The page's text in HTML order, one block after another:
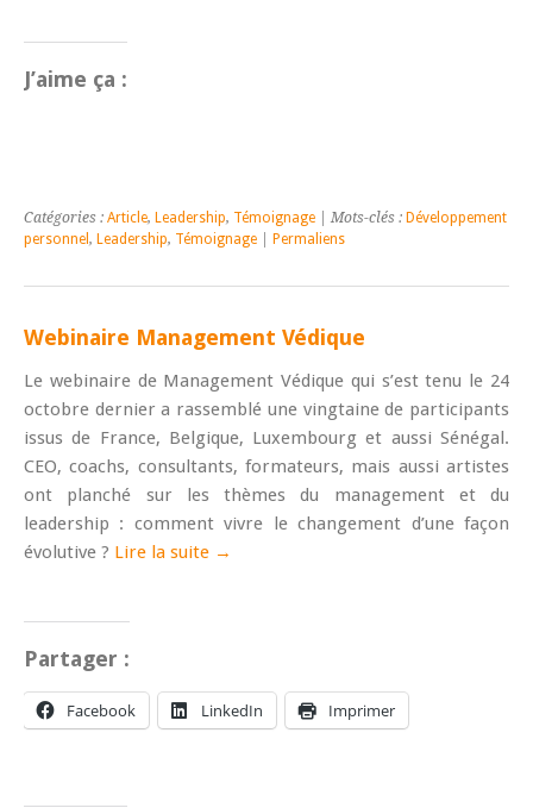
J’aime ça :
Catégories : Article, Leadership, Témoignage | Mots-clés : Développement
personnel , Leadership, Témoignage Permaliens
Webinaire Management Védique
Le webinaire de Management Védique qui s’est tenu le 24
octobre dernier a rassemblé une vingtaine de participants
issus de France, Belgique, Luxembourg et aussi Sénégal.
CEO, coachs, consultants, formateurs, mais aussi artistes
ont planché sur les thèmes du management et du
leadership : comment vivre le changement d’une façon
évolutive ? Lire la suite →
Partager :
Facebook LinkedIn Imprimer